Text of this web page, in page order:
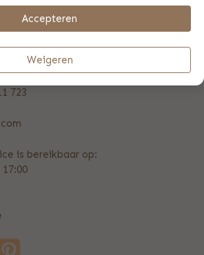
(103)
723
is bereikbaar op:
Accepteren
Weigeren